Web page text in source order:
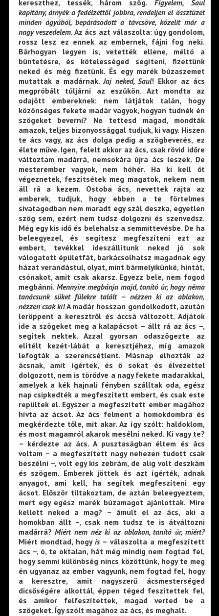
kereszthez, tessék, három szög.Figyelem, Saul
kapitány, árnyék a fedélzettől jobbra, rendeljen el össztüzet
minden ágyúból, bepárásodott a távcsöve, közelít már a
nagy veszedelem. Az ács azt válaszolta: úgy gondolom,
rossz lesz ez ennek az embernek, fájni fog neki.
Bárhogyan legyen is, vetették ellene, méltó a
büntetésre, és kötelességed segíteni, fizettünk
neked és még fizetünk. És egy marék búzaszemet
mutattak a madárnak. Jaj neked, Saul! Ekkor az ács
megpróbált túljárni az eszükön. Azt mondta az
odajött embereknek: nem látjátok talán, hogy
közönséges fekete madár vagyok, hogyan tudnék én
szögeket beverni? Ne tettesd magad, mondták
amazok, teljes bizonyossággal tudjuk, ki vagy. Hiszen
te ács vagy, az ács dolga pedig a szögbeverés, ez
élete műve. Igen, felelt akkor az ács, csak rövid időre
változtam madárrá, nemsokára újra ács leszek. De
mesterember vagyok, nem hóhér. Ha ki kell őt
végeznetek, feszítsétek meg magatok, nekem nem
áll rá a kezem. Ostoba ács, nevettek rajta az
emberek, tudjuk, hogy ebben a te förtelmes
sivatagodban nem maradt egy szál deszka, egyetlen
szög sem, ezért nem tudsz dolgozni és szenvedsz.
Még egy kis idő és belehalsz a semmittevésbe. De ha
beleegyezel, és segítesz megfeszíteni ezt az
embert, tevékkel ideszállítunk neked jó sok
válogatott épületfát, barkácsolhatsz magadnak egy
házat verandástul, olyat, mint bármelyikünké, hintát,
csónakot, amit csak akarsz. Egyezz bele, nem fogod
megbánni. Mennyire megbánja majd, tanító úr, hogy néma
tanácsunk süket fülekre talált – nézzen ki az ablakon,
nézzen csak ki!A madár hosszan gondolkodott, azután
leröppent a keresztről és áccsá változott. Adjátok
ide a szögeket meg a kalapácsot – állt rá az ács –,
segítek nektek. Azzal gyorsan odaszögezte az
elítélt kezét-lábát a keresztjéhez, míg amazok
lefogták a szerencsétlent. Másnap elhozták az
ácsnak, amit ígértek, és ő sokat és élvezettel
dolgozott, nem is törődve a nagy fekete madarakkal,
amelyek a kék hajnali fényben szálltak oda, egész
nap csipkedték a megfeszített embert, és csak este
repültek el. Egyszer a megfeszített ember magához
hívta az ácsot. Az ács felment a homokdombra és
megkérdezte tőle, mit akar. Az így szólt: haldoklom,
és most magamról akarok mesélni neked. Ki vagy te?
– kérdezte az ács. A pusztaságban éltem és ács
voltam – a megfeszített nagy nehezen tudott csak
beszélni –, volt egy kis zebrám, de alig volt deszkám
és szögem. Emberek jöttek és azt ígérték, adnak
anyagot, ami kell, ha segítek megfeszíteni egy
ácsot. Először tiltakoztam, de aztán beleegyeztem,
mert egy egész marék búzamagot ajánlottak. Mire
kellett neked a mag? – ámult el az ács, aki a
homokban állt –, csak nem tudsz te is átváltozni
madárrá? Miért nem néz ki az ablakon, tanító úr, miért?
Miért mondtad, hogyis – válaszolta a megfeszített
ács –, ó, te oktalan, hát még mindig nem fogtad fel,
hogy semmi különbség nincs közöttünk, hogy te meg
én ugyanaz az ember vagyunk, nem fogtad fel, hogy
a keresztre, amit nagyszerű ácsmesterséged
dicsőségére alkottál, éppen téged feszítettek fel,
és amikor felfeszítettek, magad verted be a
szögeket. Így szólt magához az ács, és meghalt.